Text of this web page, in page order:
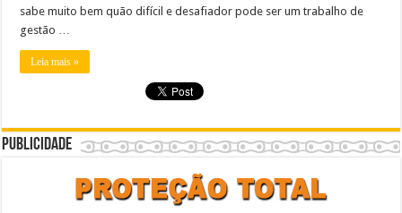
sabe muito bem quão difícil e desafiador pode ser um trabalho de
gestão …
Leia mais »
Publicidade